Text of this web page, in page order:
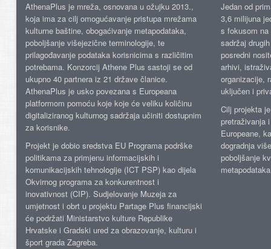
AthenaPlus je mreža, osnovana u ožujku 2013.,
koja ima za cilj omogućavanje pristupa mrežama
kulturne baštine, obogaćivanje metapodataka,
poboljšanje višejezične terminologije, te
prilagođavanje podataka korisnicima s različitim
potrebama. Konzorcij Athene Plus sastoji se od
ukupno 40 partnera iz 21 države članice.
AthenaPlus je usko povezana s Europeana
platformom pomoću koje koje će veliku količinu
digitaliziranog kulturnog sadržaja učiniti dostupnim
za korisnike.
Projekt je dobio sredstva EU Programa podrške
politikama za primjenu informacijskih i
komunikacijskih tehnologije (ICT PSP) kao dijela
Okvirnog programa za konkurentnost i
inovativnost (CIP). Sudjelovanje Muzeja za
umjetnost i obrt u projektu Partage Plus financijski
će podržati Ministarstvo kulture Republike
Hrvatske i Gradski ured za obrazovanje, kulturu i
šport grada Zagreba.
Jedan od
3,6 milijuna
s fokusom
sadržaj
posredni
arhivi,
organizacije,
uključen i
Cilj projekta
pretraživanja
Europeane,
dogradnja
poboljšanje